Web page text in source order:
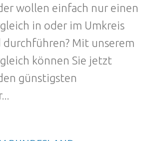
wollen einfach nur einen
in oder im Umkreis
durchführen? Mit unserem
können Sie jetzt
günstigsten